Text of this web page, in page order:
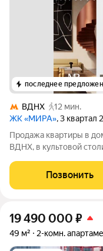
последнее
ВДНХ
12 мин.
ЖК «МИРА», 3 квартал
Продажа квартиры в
ВДНХ, в культовой
квартира площадью
этаже 23 этажного дома.
Позвонить
19 490 000 ₽
49 м² 2-комн.